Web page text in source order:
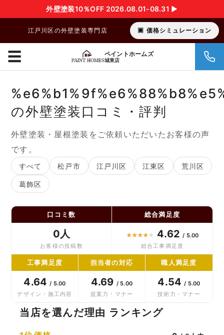
外壁塗装10％OFF 2026.08.01-08.31 ▶︎
江戸川区の外壁塗装専門店 価格シミュレーション
ペイントホームズ
城東店
☰
の外壁塗装口コミ・評判
外壁塗装・屋根塗装をご依頼いただいたお客様の声
です。
すべて 松戸市 江戸川区 江東区 荒川区
葛飾区
口コミ数
0人
お客様の投稿数
総合満足度
★★★★★ 4.62/ 5.00
総合工事満足度
工事満足度
4.64/ 5.00
デザイン・施工内容
担当者の対応
4.69 / 5.00
提案力・マナー
職人満足度
4.54/ 5.00
技術力・マナー
当店を選んだ理由 ランキング